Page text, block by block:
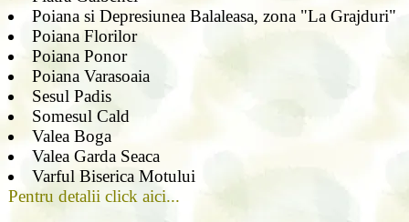
Poiana si Depresiunea Balaleasa, zona "La Grajduri"
Poiana Florilor
Poiana Ponor
Poiana Varasoaia
Sesul Padis
Somesul Cald
Valea Boga
Valea Garda Seaca
Varful Biserica Motului
Pentru detalii click aici...